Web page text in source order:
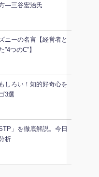
―三谷宏治氏
ニーの名言【経営者と
つのC”】
しろい！知的好奇心を
3選
」を徹底解説。今日
析